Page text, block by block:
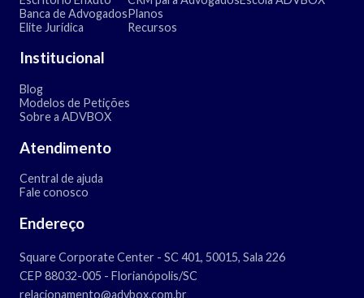
Banca de Advogados
Elite Jurídica
Planos
Recursos
Institucional
Blog
Modelos de Petições
Sobre a ADVBOX
Atendimento
Central de ajuda
Fale conosco
Endereço
Square Corporate Center - SC 401, 50015, Sala 226
CEP 88032-005 - Florianópolis/SC
relacionamento@advbox.com.br